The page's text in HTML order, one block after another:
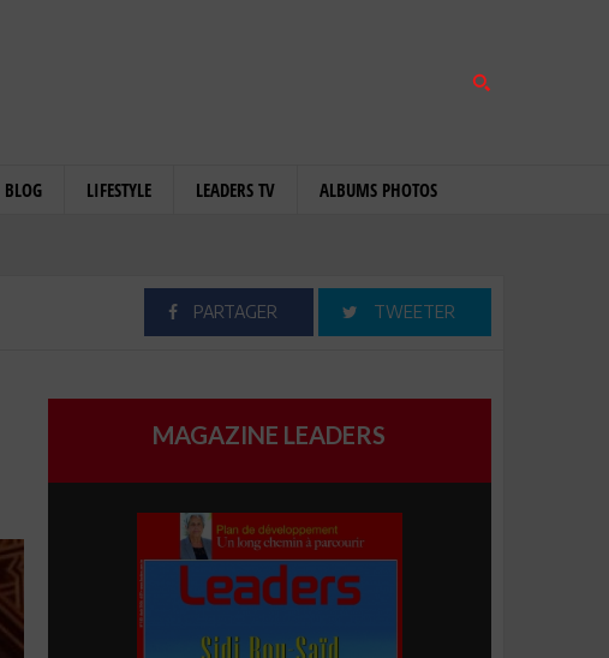
BLOG LIFESTYLE LEADERS TV ALBUMS PHOTOS
PARTAGER TWEETER
MAGAZINE LEADERS